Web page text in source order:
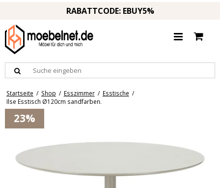
RABATTCODE: EBUY5%
Startseite / Shop / Esszimmer / Esstische /
Ilse Esstisch Ø120cm sandfarben.
23%